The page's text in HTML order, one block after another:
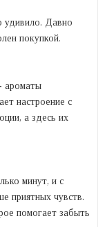
удивило. Давно
покупкой.
ароматы
настроение с
а здесь их
минут, и с
приятных чувств.
помогает забыть